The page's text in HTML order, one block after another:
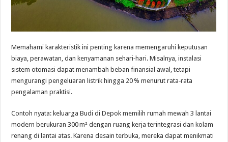
Memahami karakteristik ini penting karena memengaruhi keputusan
biaya, perawatan, dan kenyamanan sehari‑hari. Misalnya, instalasi
sistem otomasi dapat menambah beban finansial awal, tetapi
mengurangi pengeluaran listrik hingga 20 % menurut rata‑rata
pengalaman praktisi.
Contoh nyata: keluarga Budi di Depok memilih rumah mewah 3 lantai
modern berukuran 300 m² dengan ruang kerja terintegrasi dan kolam
renang di lantai atas. Karena desain terbuka, mereka dapat menikmati